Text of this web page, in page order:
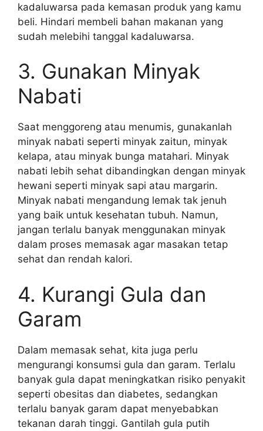
kadaluwarsa pada kemasan produk yang kamu
beli. Hindari membeli bahan makanan yang
sudah melebihi tanggal kadaluwarsa.
3. Gunakan Minyak
Nabati
Saat menggoreng atau menumis, gunakanlah
minyak nabati seperti minyak zaitun, minyak
kelapa, atau minyak bunga matahari. Minyak
nabati lebih sehat dibandingkan dengan minyak
hewani seperti minyak sapi atau margarin.
Minyak nabati mengandung lemak tak jenuh
yang baik untuk kesehatan tubuh. Namun,
jangan terlalu banyak menggunakan minyak
dalam proses memasak agar masakan tetap
sehat dan rendah kalori.
4. Kurangi Gula dan
Garam
Dalam memasak sehat, kita juga perlu
mengurangi konsumsi gula dan garam. Terlalu
banyak gula dapat meningkatkan risiko penyakit
seperti obesitas dan diabetes, sedangkan
terlalu banyak garam dapat menyebabkan
tekanan darah tinggi. Gantilah gula putih